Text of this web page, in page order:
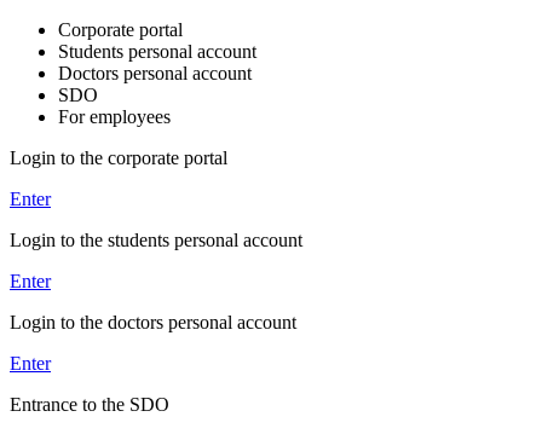
Corporate portal
Students personal account
Doctors personal account
SDO
For employees
Login to the corporate portal
Enter
Login to the students personal account
Enter
Login to the doctors personal account
Enter
Entrance to the SDO